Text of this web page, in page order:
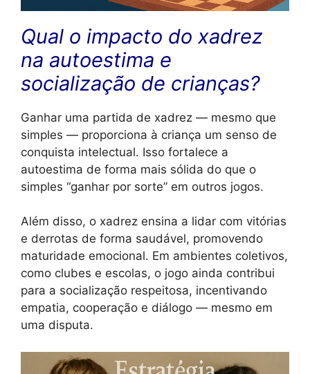
Qual o impacto do xadrez
na autoestima e
socialização de crianças?
Ganhar uma partida de xadrez — mesmo que
simples — proporciona à criança um senso de
conquista intelectual. Isso fortalece a
autoestima de forma mais sólida do que o
simples “ganhar por sorte” em outros jogos.
Além disso, o xadrez ensina a lidar com vitórias
e derrotas de forma saudável, promovendo
maturidade emocional. Em ambientes coletivos,
como clubes e escolas, o jogo ainda contribui
para a socialização respeitosa, incentivando
empatia, cooperação e diálogo — mesmo em
uma disputa.